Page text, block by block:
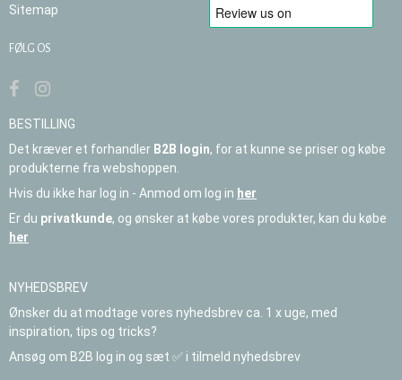
Sitemap
FØLG OS
BESTILLING
Det kræver et forhandler B2B login, for at kunne se priser og købe
produkterne fra webshoppen.
Hvis du ikke har log in - Anmod om log in her
Er du privatkunde, og ønsker at købe vores produkter, kan du købe
her
NYHEDSBREV
Ønsker du at modtage vores nyhedsbrev ca. 1 x uge, med
inspiration, tips og tricks?
Ansøg om B2B log in og sæt ✅ i tilmeld nyhedsbrev